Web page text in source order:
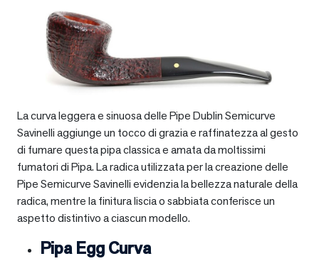
La curva leggera e sinuosa delle Pipe Dublin Semicurve
Savinelli aggiunge un tocco di grazia e raffinatezza al gesto
di fumare questa pipa classica e amata da moltissimi
fumatori di Pipa. La radica utilizzata per la creazione delle
Pipe Semicurve Savinelli evidenzia la bellezza naturale della
radica, mentre la finitura liscia o sabbiata conferisce un
aspetto distintivo a ciascun modello.
Pipa Egg Curva